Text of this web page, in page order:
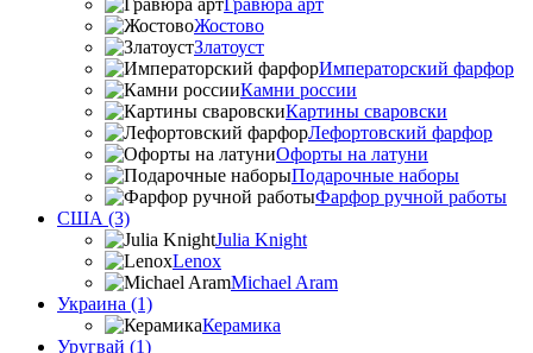
Гравюра арт
Жостово
Златоуст
Императорский фарфор
Камни россии
Картины сваровски
Лефортовский фарфор
Офорты на латуни
Подарочные наборы
Фарфор ручной работы
США (3)
Julia Knight
Lenox
Michael Aram
Украина (1)
Керамика
Уругвай (1)